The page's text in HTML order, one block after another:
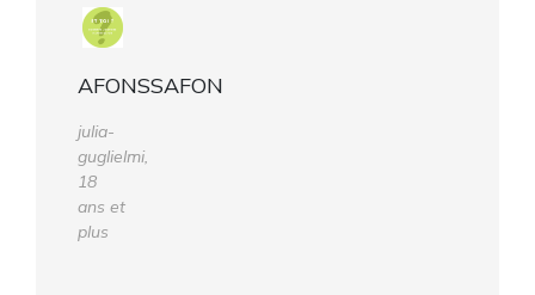
AFONSSAFON
julia-
guglielmi,
18
ans et
plus